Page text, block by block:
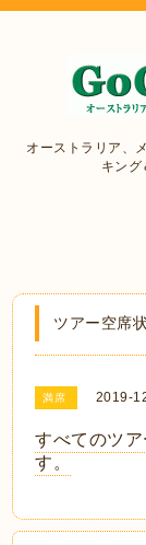
オーストラリア、
キン
ツアー空席
満席 2019-
すべてのツ
す。